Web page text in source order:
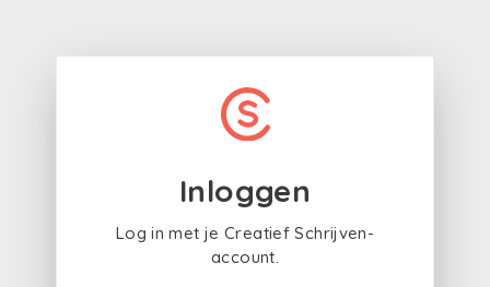
Inloggen
Log in met je Creatief Schrijven-
account.